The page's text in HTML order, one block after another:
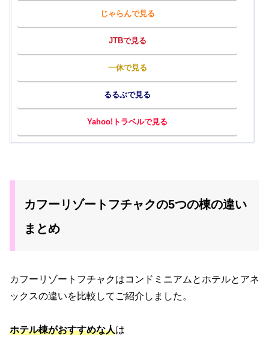
じゃらんで見る
JTBで見る
一休で見る
るるぶで見る
Yahoo!トラベルで見る
カフーリゾートフチャクの5つの棟の違い
まとめ
カフーリゾートフチャクはコンドミニアムとホテルとアネ
ックスの違いを比較してご紹介しました。
ホテル棟がおすすめな人は